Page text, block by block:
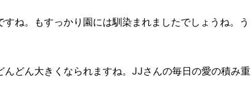
ね。もすっかり園には馴染まれましたでしょうね。う
どん大きくなられますね。JJさんの毎日の愛の積み重